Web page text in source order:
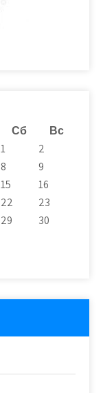
Сб
Вс
1
2
8
9
15
16
22
23
29
30